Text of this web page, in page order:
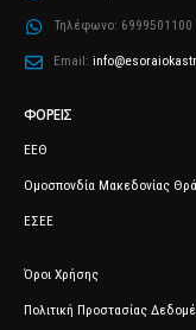
Τηλέφωνο: 6999501100
Email:
ΦΟΡΕΊΣ
ΕΕΘ
Ομοσπονδία Μακεδονίας
ΕΣΕΕ
Όροι Χρήσης
Πολιτική Προστασίας